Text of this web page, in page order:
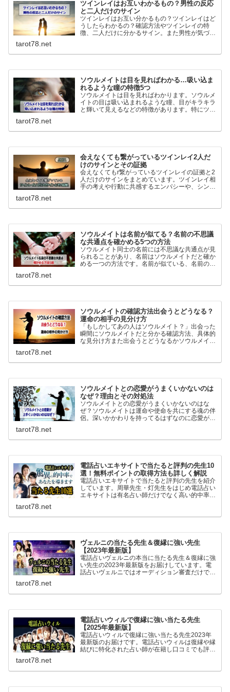
ツインレイはお互いわかるもの？男性の反応
と二人だけのサイン
ツインレイはお互い分かるもの？ツインレイはど
うしたらわかるの？確認方法やツインレイの特
徴、二人だけに分かるサイン。また男性が気づい
tarot78.net
ソウルメイトは目を見ればわかる…吸い込ま
れるような瞳の特徴5つ
ソウルメイトは目を見ればわかります。ソウルメ
イトの目は吸い込まれるような瞳、目がキラキラ
と輝いて見えるなどの特徴があります。特にツイ
ので注意が必要です。
tarot78.net
会えなくても繋がっているツインレイ2人だ
けのサインとその証拠
会えなくてもr繋がっているツインレイの証拠と2
人だけのサインをまとめています。ツインレイ相
手の考えや行動に共感するエンパシーや、シンク
方法も詳しく解説！
tarot78.net
ソウルメイトは名前が似てる？名前の不思議
な共通点を確かめる5つの方法
ソウルメイト同士の名前には不思議な共通点が見
られることがあり、名前はソウルメイトだと確か
める一つの方法です。名前が似ている、名前の由
く紹介しています。
tarot78.net
ソウルメイトの確認方法出会うとどうなる？
運命の相手の見分け方
「もしかしてあの人はソウルメイト？」出会った
瞬間にソウルメイトだと分かる確認方法、具体的
な見分け方また出会うとどうなるかソウルメイト
分よく判っています。
tarot78.net
ソウルメイトとの恋愛がうまくいかないのは
なぜ？理由とその対処法
ソウルメイトとの恋愛がうまくいかないのはな
ぜ？ソウルメイトは運命や使命を共にする魂の伴
侶。深いかかわりを持ってるはずなのに恋愛がう
た。
tarot78.net
電話占いエキサイトで当たると評判の先生10
選！無料ポイントの取得方法も詳しく解説
電話占いエキサイトで当たると評判の先生を紹介
しています。周華先生・灯先生をはじめ電話占い
エキサイトは有名占い師だけでなく高い的中率を
験できます。
tarot78.net
ヴェルニの当たる先生＆復縁に強い先生
【2023年最新版】
電話占いヴェルニの本当に当たる先生＆復縁に強
い先生の2023年最新版をお届けしています。電
話占いヴェルニではオーディション審査だけでな
います。
tarot78.net
電話占いウィルで復縁に強い当たる先生
【2025年最新版】
電話占いウィルで復縁に強い当たる先生2023年
最新版のお届けです。電話占いウィルは復縁や縁
結びに特化された占い師が在籍し口コミでも評
イスを頂けます。
tarot78.net